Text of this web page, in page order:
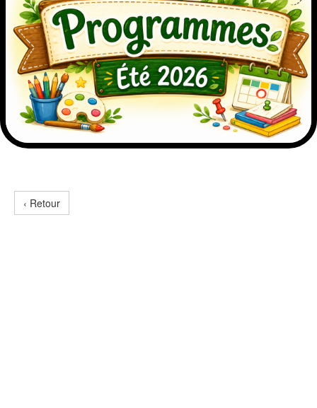
‹ Retour